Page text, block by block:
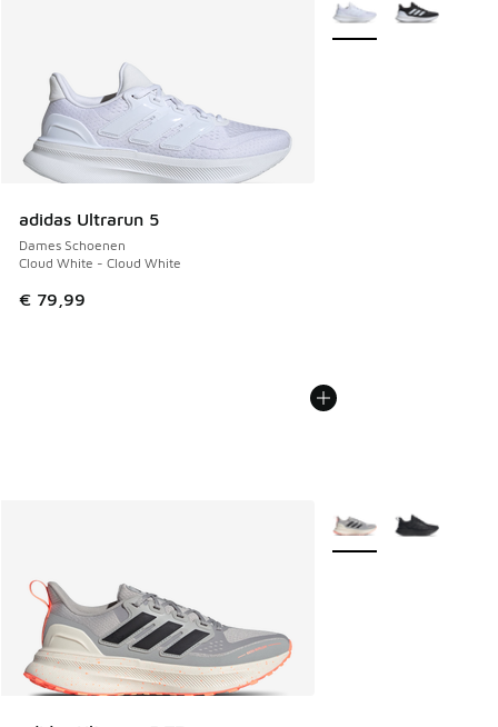
adidas Ultrarun 5
Dames Schoenen
Cloud White - Cloud White
€ 79,99
Meer kleuren